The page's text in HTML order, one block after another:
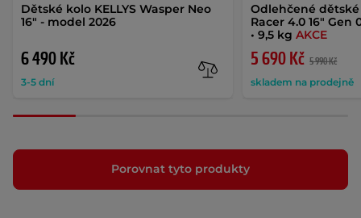
Dětské kolo KELLYS Wasper Neo
16" - model 2026
6 490 Kč
3-5 dní
Odlehčené dětské
Racer 4.0 16" Gen
• 9,5 kgAKCE
5 690 Kč 5 990 Kč
skladem na prodejně
Porovnat tyto produkty